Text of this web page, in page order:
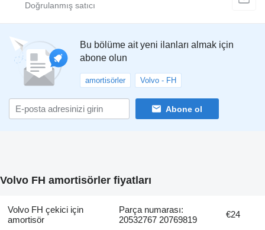
Bu bölüme ait yeni ilanları almak için
abone olun
amortisörler Volvo - FH
Abone ol
Volvo FH amortisörler fiyatları
Volvo FH çekici için
amortisör
Parça numarası:
20532767 20769819
€24